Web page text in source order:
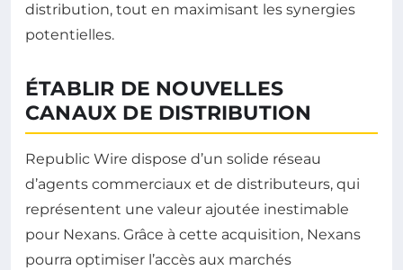
distribution, tout en maximisant les synergies
potentielles.
ÉTABLIR DE NOUVELLES
CANAUX DE DISTRIBUTION
Republic Wire dispose d’un solide réseau
d’agents commerciaux et de distributeurs, qui
représentent une valeur ajoutée inestimable
pour Nexans. Grâce à cette acquisition, Nexans
pourra optimiser l’accès aux marchés